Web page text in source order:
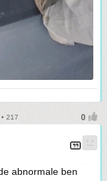
217
abnormale ben